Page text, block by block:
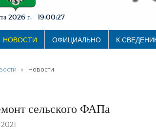
2026 г. 19:00:27
НОВОСТИ ОФИЦИАЛЬНО К
Новости
сельского ФАПа
2021